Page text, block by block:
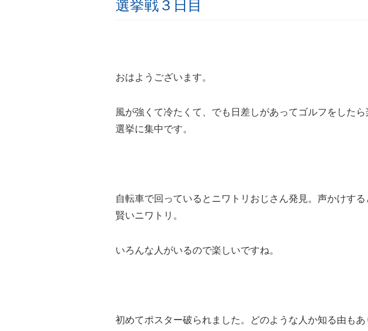
選挙戦３日目
おはようございます。
風が強くて冷たくて、でも日差しがあってゴルフをした
選挙に集中です。
自転車で回っているとニワトリおじさん発見。声かけす
賢いニワトリ。
いろんな人がいるので楽しいですね。
初めてポスター破られました。どのような人か知る由も